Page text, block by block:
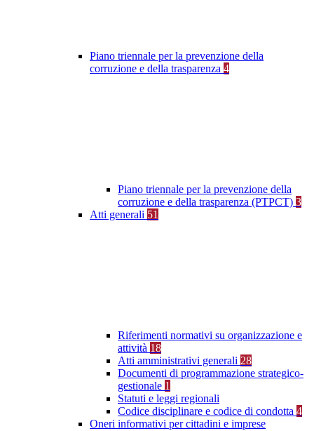
Piano triennale per la prevenzione della
corruzione e della trasparenza 4
Piano triennale per la prevenzione della
corruzione e della trasparenza (PTPCT) 3
Atti generali 51
Riferimenti normativi su organizzazione e
attività 18
Atti amministrativi generali 28
Documenti di programmazione strategico-
gestionale 1
Statuti e leggi regionali
Codice disciplinare e codice di condotta 4
Oneri informativi per cittadini e imprese